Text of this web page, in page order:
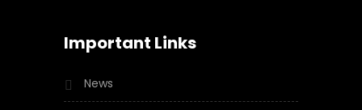
Important Links
News